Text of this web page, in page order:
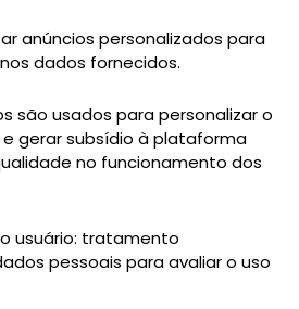
anúncios personalizados para
dados fornecidos.
são usados para personalizar o
gerar subsídio à plataforma
no funcionamento dos
usuário: tratamento
pessoais para avaliar o uso